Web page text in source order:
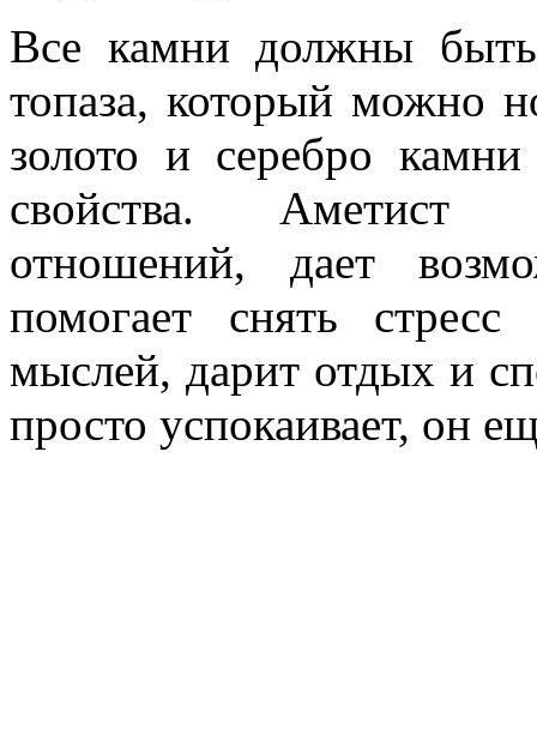
Все камни должны
топаза, который можно
золото и серебро
свойства. Аметист
отношений, дает
помогает снять
мыслей, дарит отдых и
просто успокаивает, он